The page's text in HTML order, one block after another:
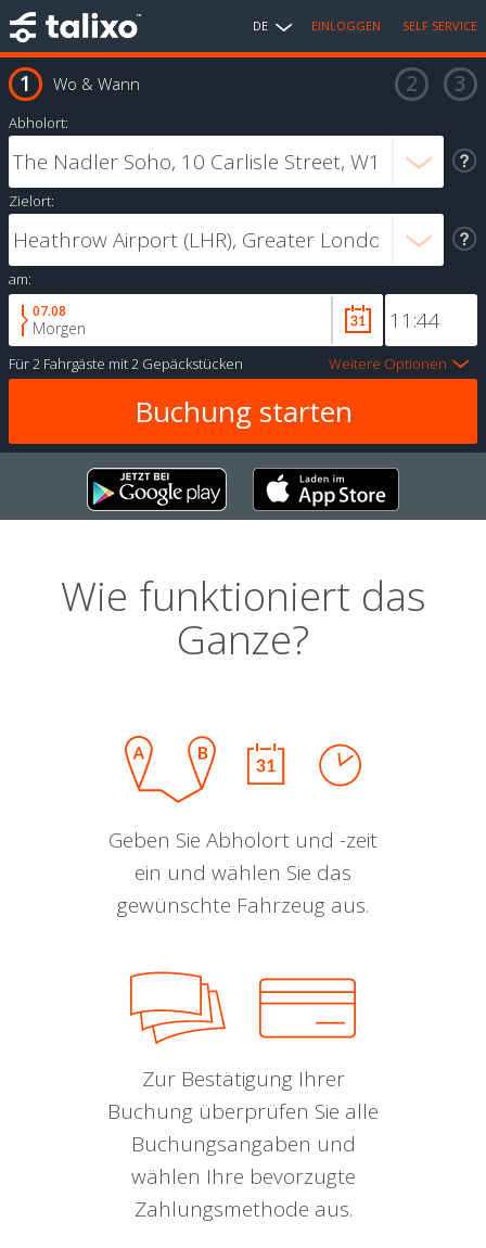
DE EINLOGGEN SELF SERVICE
Wo & Wann
Abholort:
Zielort:
am:
07.08
Morgen
Für2 Fahrgäste mit2 Gepäckstücken Weitere Optionen
Wie funktioniert das
Ganze?
Geben Sie Abholort und -zeit
ein und wählen Sie das
gewünschte Fahrzeug aus.
Zur Bestätigung Ihrer
Buchung überprüfen Sie alle
Buchungsangaben und
wählen Ihre bevorzugte
Zahlungsmethode aus.